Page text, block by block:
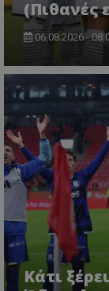
(Πιθανές
06.08.2026 -
Κάτι